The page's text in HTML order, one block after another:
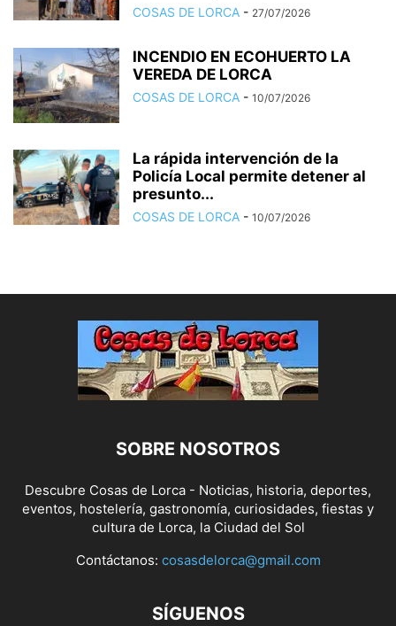
COSAS DE LORCA - 27/07/2026
INCENDIO EN ECOHUERTO LA
VEREDA DE LORCA
COSAS DE LORCA - 10/07/2026
La rápida intervención de la
Policía Local permite detener al
presunto...
COSAS DE LORCA - 10/07/2026
SOBRE NOSOTROS
Descubre Cosas de Lorca - Noticias, historia, deportes,
eventos, hostelería, gastronomía, curiosidades, fiestas y
cultura de Lorca, la Ciudad del Sol
Contáctanos: cosasdelorca@gmail.com
SÍGUENOS